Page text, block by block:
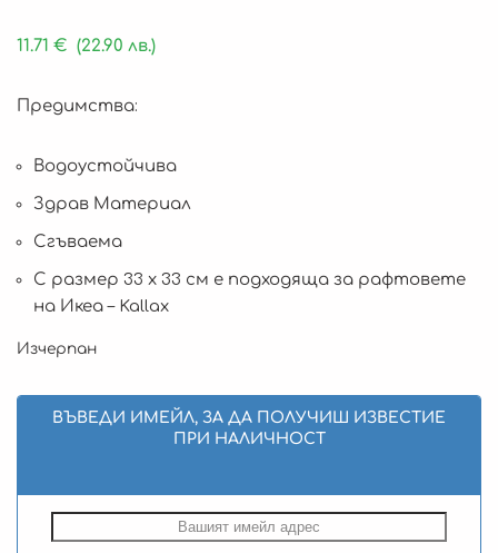
11.71 € (22.90 лв.)
Предимства:
Водоустойчива
Здрав Материал
Сгъваема
С размер 33 х 33 см е подходяща за рафтовете
на Икеа – Kallax
Изчерпан
ВЪВЕДИ ИМЕЙЛ, ЗА ДА ПОЛУЧИШ ИЗВЕСТИЕ
ПРИ НАЛИЧНОСТ